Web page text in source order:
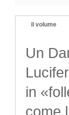
il volume
Un
in
come